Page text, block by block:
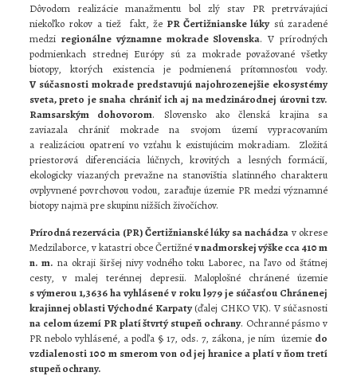
Dôvodom realizácie manažmentu bol zlý stav PR pretrvávajúci
niekoľko rokov a tiež fakt, že PR Čertižnianske lúkysú zaradené
medzi regionálne významne mokrade Slovenska. V prírodných
podmienkach strednej Európy sú za mokrade považované všetky
biotopy, ktorých existencia je podmienená prítomnosťou vody.
V súčasnosti mokrade predstavujú najohrozenejšie ekosystémy
sveta, preto je snaha chrániť ich aj na medzinárodnej úrovni tzv.
Ramsarským dohovorom. Slovensko ako členská krajina sa
zaviazala chrániť mokrade na svojom území vypracovaním
a realizáciou opatrení vo vzťahu k existujúcim mokradiam. Zložitá
priestorová diferenciácia lúčnych, krovitých a lesných formácií,
ekologicky viazaných prevažne na stanovištia slatinného charakteru
ovplyvnené povrchovou vodou, zaraďuje územie PR medzi významné
biotopy najmä pre skupinu nižších živočíchov.
Prírodná rezervácia (PR) Čertižnianské lúky sa nachádzav okrese
Medzilaborce, v katastri obce Čertižnév nadmorskej výške cca 410 m
n. m. na okraji širšej nivy vodného toku Laborec, na ľavo od štátnej
cesty, v malej terénnej depresii. Maloplošné chránené územie
s výmerou 1,3636 ha vyhlásené v roku l979 je súčasťou Chránenej
krajinnej oblasti Východné Karpaty(ďalej CHKO VK). V súčasnosti
na celom území PR platí štvrtý stupeň ochrany. Ochranné pásmo v
PR nebolo vyhlásené, a podľa § 17, ods. 7, zákona, je ním územie do
vzdialenosti 100 m smerom von od jej hranice a platí v ňom tretí
stupeň ochrany.